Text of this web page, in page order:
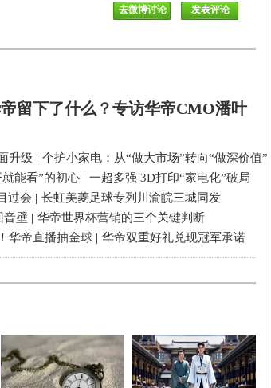
留下了什么？专访华帝CMO潘叶
升级 | 个护小家电：从“做大市场”转向“做深价值”
能看”的初心 | 一超多强 3D打印“家电化”破局
过会 | 长虹美菱足球专列川渝皖三城同发
音壁 | 华帝世界杯营销的三个关键判断
华帝直播抽金球 | 华帝双重好礼兑现冠军承诺